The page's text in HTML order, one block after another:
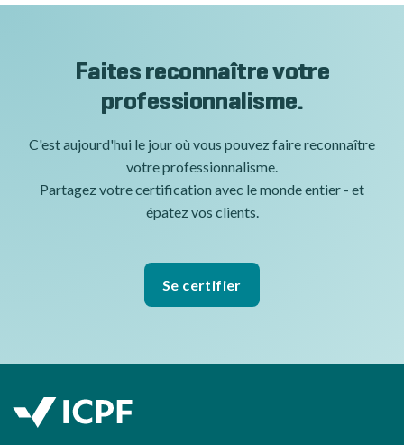
Faites reconnaître votre
professionnalisme.
C'est aujourd'hui le jour où vous pouvez faire reconnaître
votre professionnalisme.
Partagez votre certification avec le monde entier - et
épatez vos clients.
Se certifier